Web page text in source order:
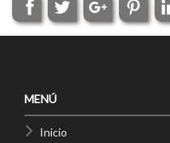
MENÚ
Inicio